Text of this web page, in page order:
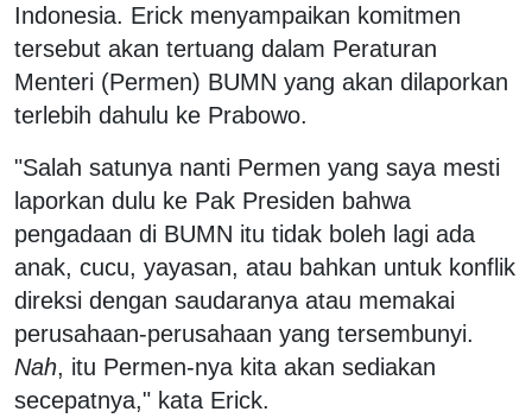
Indonesia. Erick menyampaikan komitmen
tersebut akan tertuang dalam Peraturan
Menteri (Permen) BUMN yang akan dilaporkan
terlebih dahulu ke Prabowo.
"Salah satunya nanti Permen yang saya mesti
laporkan dulu ke Pak Presiden bahwa
pengadaan di BUMN itu tidak boleh lagi ada
anak, cucu, yayasan, atau bahkan untuk konflik
direksi dengan saudaranya atau memakai
perusahaan-perusahaan yang tersembunyi.
Nah, itu Permen-nya kita akan sediakan
secepatnya," kata Erick.